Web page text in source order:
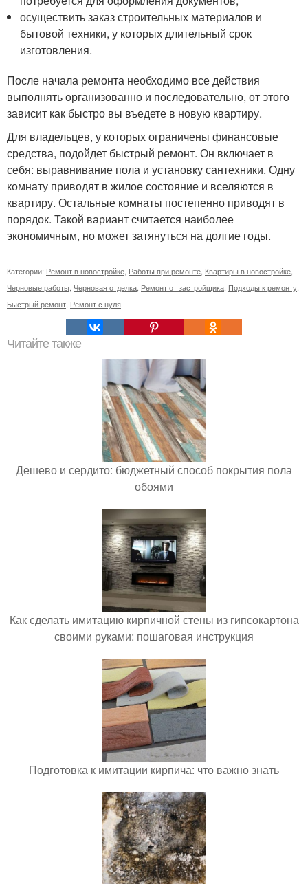
осуществить заказ строительных материалов и
бытовой техники, у которых длительный срок
изготовления.
После начала ремонта необходимо все действия
выполнять организованно и последовательно, от этого
зависит как быстро вы въедете в новую квартиру.
Для владельцев, у которых ограничены финансовые
средства, подойдет быстрый ремонт. Он включает в
себя: выравнивание пола и установку сантехники. Одну
комнату приводят в жилое состояние и вселяются в
квартиру. Остальные комнаты постепенно приводят в
порядок. Такой вариант считается наиболее
экономичным, но может затянуться на долгие годы.
Категории: Ремонт в новостройке Работы при ремонте Квартиры в новостройке
Черновые работы Черновая отделка Ремонт от застройщика Подходы к ремонту
Быстрый ремонт Ремонт с нуля
Читайте также
Дешево и сердито: бюджетный способ покрытия пола
обоями
Как сделать имитацию кирпичной стены из гипсокартона
своими руками: пошаговая инструкция
Подготовка к имитации кирпича: что важно знать